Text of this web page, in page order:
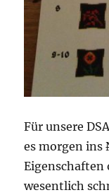
Für unsere
es morgen ins
Eigenschaften
wesentlich